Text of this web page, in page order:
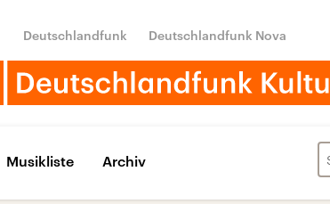
Deutschlandfunk Deutschlandfunk Nova
Musikliste Archiv